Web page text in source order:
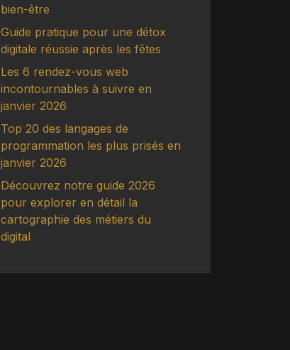
bien-être
Guide pratique pour une détox
digitale réussie après les fêtes
Les 6 rendez-vous web
incontournables à suivre en
janvier 2026
Top 20 des langages de
programmation les plus prisés en
janvier 2026
Découvrez notre guide 2026
pour explorer en détail la
cartographie des métiers du
digital